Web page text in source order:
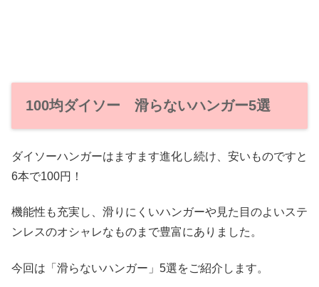
100均ダイソー 滑らないハンガー5選
ダイソーハンガーはますます進化し続け、安いものですと
6本で100円！
機能性も充実し、滑りにくいハンガーや見た目のよいステ
ンレスのオシャレなものまで豊富にありました。
今回は「滑らないハンガー」5選をご紹介します。